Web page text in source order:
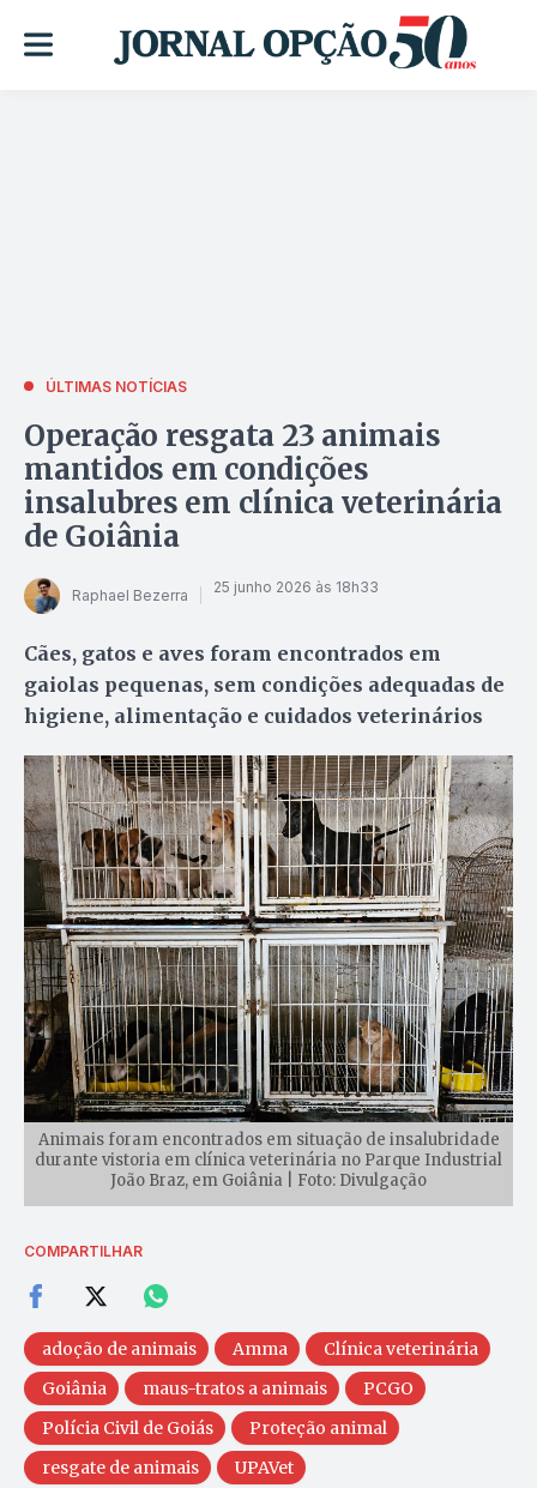
ÚLTIMAS NOTÍCIAS
Operação resgata 23 animais
mantidos em condições
insalubres em clínica veterinária
de Goiânia
Raphael Bezerra 25 junho 2026 às 18h33
Cães, gatos e aves foram encontrados em
gaiolas pequenas, sem condições adequadas de
higiene, alimentação e cuidados veterinários
Animais foram encontrados em situação de insalubridade
durante vistoria em clínica veterinária no Parque Industrial
João Braz, em Goiânia | Foto: Divulgação
COMPARTILHAR
adoção de animais Amma
Clínica veterinária
Goiânia
maus-tratos a animais
PCGO
Polícia Civil de Goiás
Proteção animal
resgate de animais
UPAVet